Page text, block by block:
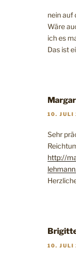
nein auf
Wäre
ich es
Das ist
10. JULI
Sehr
http://
10. JULI